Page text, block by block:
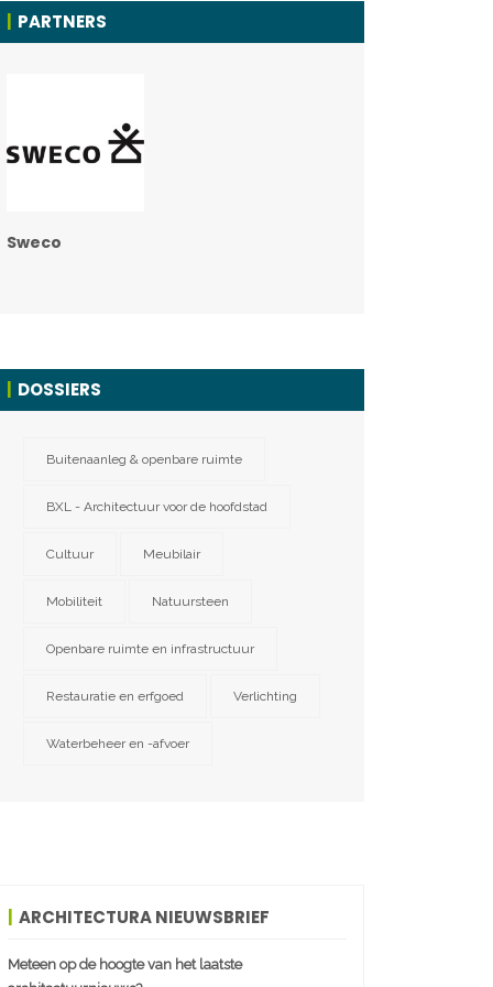
PARTNERS
Sweco
DOSSIERS
Buitenaanleg & openbare ruimte
BXL - Architectuur voor de hoofdstad
Cultuur Meubilair
Mobiliteit Natuursteen
Openbare ruimte en infrastructuur
Restauratie en erfgoed Verlichting
Waterbeheer en -afvoer
ARCHITECTURA NIEUWSBRIEF
Meteen op de hoogte van het laatste